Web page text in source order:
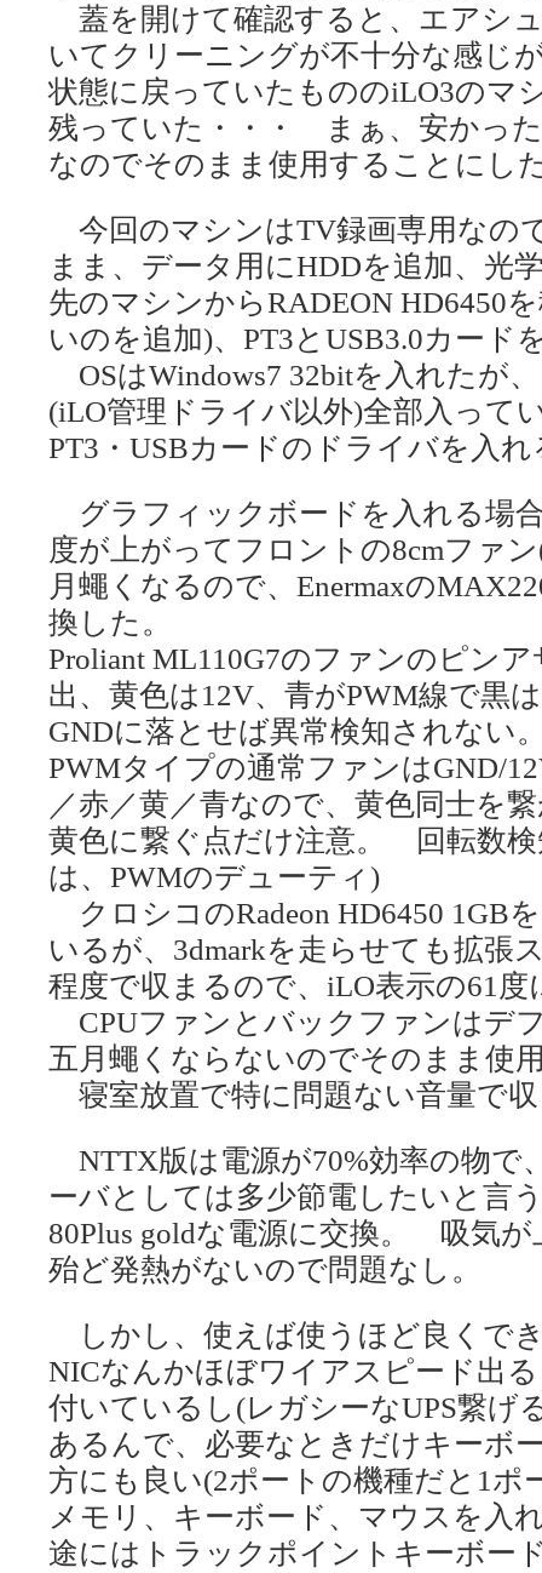
蓋を開けて確認すると、エアシ
いてクリーニングが不十分な感じ
状態に戻っていたもののiLO3のマ
残っていた・・・ まぁ、安かっ
なのでそのまま使用することにし
今回のマシンはTV録画専用なの
まま、データ用にHDDを追加、光
先のマシンからRADEON HD6450
いのを追加)、PT3とUSB3.0カード
OSはWindows7 32bitを入れたが
(iLO管理ドライバ以外)全部入って
PT3・USBカードのドライバを入
グラフィックボードを入れる場
度が上がってフロントの8cmファ
月蠅くなるので、Enermaxの
換した。
Proliant ML110G7のファンのピン
出、黄色は12V、青がPWM線で黒
GNDに落とせば異常検知されない
PWMタイプの通常ファンはGND/
／赤／黄／青なので、黄色同士を
黄色に繋ぐ点だけ注意。 回転数
は、PWMのデューティ)
クロシコのRadeon HD6450 1GB
いるが、3dmarkを走らせても拡張
程度で収まるので、iLO表示の61
CPUファンとバックファンはデ
五月蠅くならないのでそのまま使
寝室放置で特に問題ない音量で
NTTX版は電源が70%効率の物で
ーバとしては多少節電したいと言
80Plus goldな電源に交換。 吸気
殆ど発熱がないので問題なし。
しかし、使えば使うほど良くで
NICなんかほぼワイアスピード出
付いているし(レガシーなUPS繋げ
あるんで、必要なときだけキーボ
方にも良い(2ポートの機種だと1ポ
メモリ、キーボード、マウスを
途にはトラックポイントキーボー